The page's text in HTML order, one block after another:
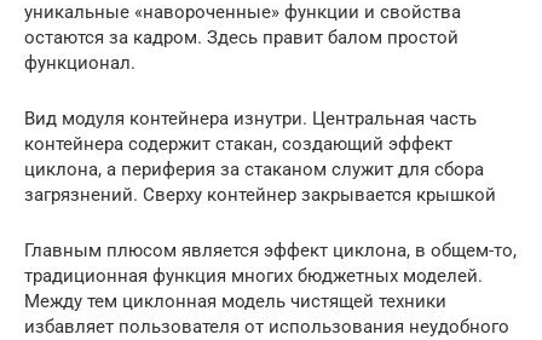
уникальные «навороченные» функции и свойства
остаются за кадром. Здесь правит балом простой
функционал.
Вид модуля контейнера изнутри. Центральная часть
контейнера содержит стакан, создающий эффект
циклона, а периферия за стаканом служит для сбора
загрязнений. Сверху контейнер закрывается крышкой
Главным плюсом является эффект циклона, в общем-то,
традиционная функция многих бюджетных моделей.
Между тем циклонная модель чистящей техники
избавляет пользователя от использования неудобного